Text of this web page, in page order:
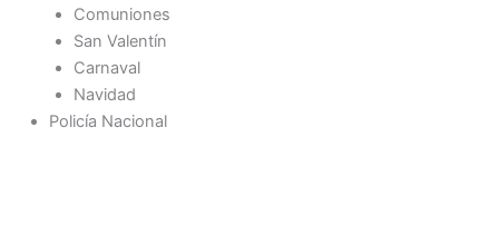
Comuniones
San Valentín
Carnaval
Navidad
Policía Nacional